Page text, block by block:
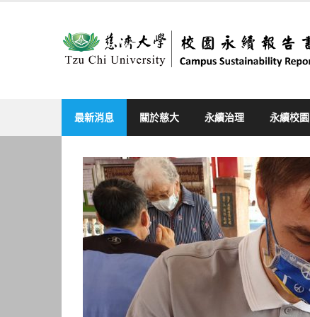
最新消息 關於慈大 永續治理 永續校園